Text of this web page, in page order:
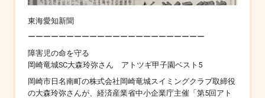
東海愛知新聞
ーーーーーーーーーーーーーーーーーーーーーーー
障害児の命を守る
岡崎竜城SC大森玲弥さん アトツギ甲子園ベスト5
岡崎市日名南町の株式会社岡崎竜城スイミングクラブ取締役
の大森玲弥さんが、経済産業省中小企業庁主催「第5回アト